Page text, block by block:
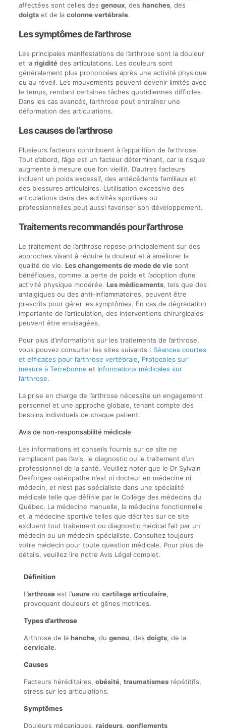
affectées sont celles des genoux, des hanches, des
doigtset de la colonne vertébrale.
Les symptômes de l’arthrose
Les principales manifestations de l’arthrose sont la douleur
et la rigiditédes articulations. Les douleurs sont
généralement plus prononcées après une activité physique
ou au réveil. Les mouvements peuvent devenir limités avec
le temps, rendant certaines tâches quotidiennes difficiles.
Dans les cas avancés, l’arthrose peut entraîner une
déformation des articulations.
Les causes de l’arthrose
Plusieurs facteurs contribuent à l’apparition de l’arthrose.
Tout d’abord, l’âge est un facteur déterminant, car le risque
augmente à mesure que l’on vieillit. D’autres facteurs
incluent un poids excessif, des antécédents familiaux et
des blessures articulaires. L’utilisation excessive des
articulations dans des activités sportives ou
professionnelles peut aussi favoriser son développement.
Traitements recommandés pour l’arthrose
Le traitement de l’arthrose repose principalement sur des
approches visant à réduire la douleur et à améliorer la
qualité de vie. Les changements de mode de viesont
bénéfiques, comme la perte de poids et l’adoption d’une
activité physique modérée. Les médicaments, tels que des
antalgiques ou des anti-inflammatoires, peuvent être
prescrits pour gérer les symptômes. En cas de dégradation
importante de l’articulation, des interventions chirurgicales
peuvent être envisagées.
Pour plus d’informations sur les traitements de l’arthrose,
vous pouvez consulter les sites suivants : Séances courtes
et efficaces pour l’arthrose vertébrale, Protocoles sur
mesure à Terrebonne et Informations médicales sur
l’arthrose.
La prise en charge de l’arthrose nécessite un engagement
personnel et une approche globale, tenant compte des
besoins individuels de chaque patient.
Avis de non-responsabilité médicale
Les informations et conseils fournis sur ce site ne
remplacent pas l’avis, le diagnostic ou le traitement d’un
professionnel de la santé. Veuillez noter que le Dr Sylvain
Desforges ostéopathe n’est ni docteur en médecine ni
médecin, et n’est pas spécialiste dans une spécialité
médicale telle que définie par le Collège des médecins du
Québec. La médecine manuelle, la médecine fonctionnelle
et la médecine sportive telles que décrites sur ce site
excluent tout traitement ou diagnostic médical fait par un
médecin ou un médecin spécialiste. Consultez toujours
votre médecin pour toute question médicale. Pour plus de
détails, veuillez lire notre Avis Légal complet.
Définition
L’arthroseest l’usuredu cartilage articulaire,
provoquant douleurs et gênes motrices.
Types d’arthrose
Arthrose de la hanche, du genou, des doigts, de la
cervicale.
Causes
Facteurs héréditaires, obésité, traumatismesrépétitifs,
stress sur les articulations.
Symptômes
Douleurs mécaniques, raideurs, gonflements